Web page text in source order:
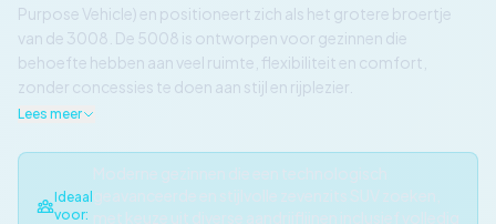
Purpose Vehicle) en positioneert zich als het grotere broertje
van de 3008. De 5008 is ontworpen voor gezinnen die
behoefte hebben aan veel ruimte, flexibiliteit en comfort,
zonder concessies te doen aan stijl en rijplezier.
Lees meer
Ideaal
voor: